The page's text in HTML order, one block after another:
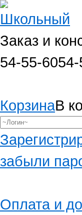
Заказ и
54-55-60
КорзинаВ
забыли
Оплата и